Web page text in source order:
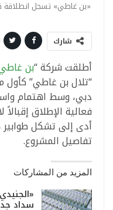
«بن غاطي» تسجل انطلاقة
شارك
أطلقت شركة “بن
“تلال بن غاطي”
دبي، وسط اهتمام
فعالية الإطلاق
أدى إلى تشكل
تفاصيل المشروع.
المزيد من المشاركات
سداد